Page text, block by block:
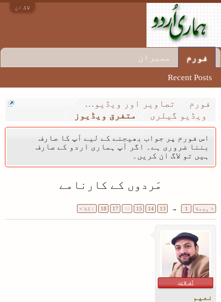
لاگ ان
فورم
تصاویر اور ویڈیو گیلری
ویڈیو گیلری
متفرق ویڈیوز
اس فورم پر جواب بھیجنے کے لیے آپ کا صارف
بننا ضروری ہے۔ اگر آپ ہماری اردو کے صارف
ہیں تو لاگ ان کریں۔
مَردوں کے کارنامے
< پچھلا 1
→
13
14
15
16
17
18 اگلا >
آف لائن
نعیم
فورم
Recent Posts
ممبران